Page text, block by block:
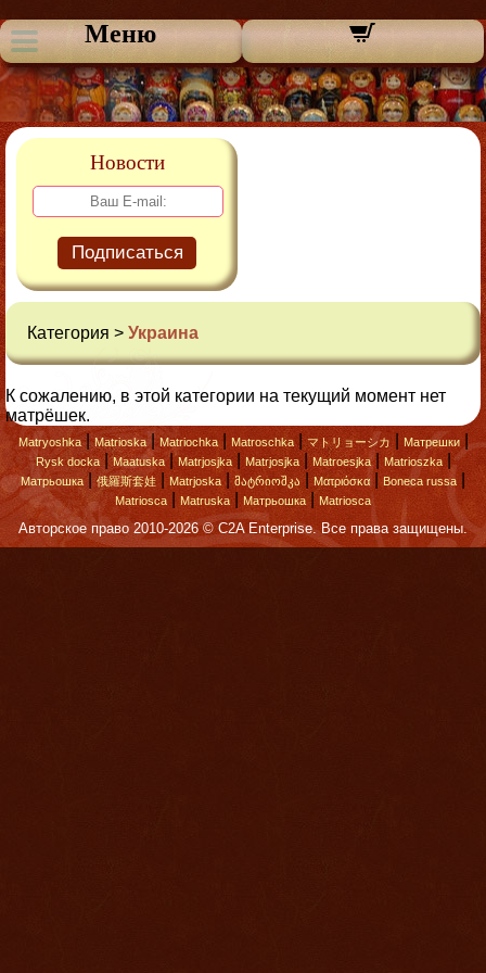
Меню
Новости
Подписаться
Категория > Украина
К сожалению, в этой категории на текущий момент нет
матрёшек.
Matryoshka|Matrioska|Matriochka| Matroschka|マトリョーシカ| Матрешки|
Rysk docka|Maatuska|Matrjosjka| Matrjosjka|Matroesjka| Matrioszka|
Матрьошка|俄羅斯套娃 Matrjoska |მატრიოშკა |Ματριόσκα| Boneca russa
Matriosca Matruska Матрьошка | Matriosca
Авторское право 2010-2026 © C2A Enterprise. Все права защищены.